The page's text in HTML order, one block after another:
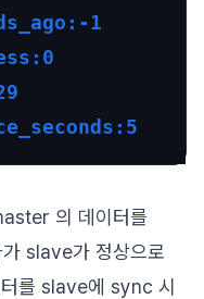
1
의 데이터를
slave가 정상으로
를 slave에 sync 시